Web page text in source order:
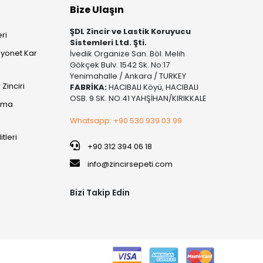
Kar
Bize Ulaşın
ŞDL Zincir ve Lastik Koruyucu
Sistemleri Ltd. Şti.
İvedik Organize San. Böl. Melih
Gökçek Bulv. 1542 Sk. No:17
Yenimahalle / Ankara / TURKEY
FABRİKA:HACIBALI Köyü, HACIBALI
OSB. 9 SK. NO:41 YAHŞİHAN/KIRIKKALE
Whatsapp: +90 530 939 03 99
+90 312 394 06 18
info@zincirsepeti.com
Bizi Takip Edin